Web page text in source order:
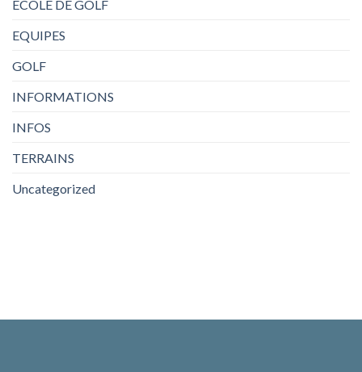
ECOLE DE GOLF
EQUIPES
GOLF
INFORMATIONS
INFOS
TERRAINS
Uncategorized